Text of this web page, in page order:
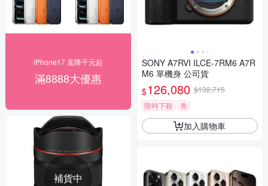
iPhone17 直降千元起
滿8888大優惠
補貨中
SONY A7RVI ILCE-7RM6 A7R
M6 單機身 公司貨
$126,080 $132,715
限時下殺
券
加入購物車